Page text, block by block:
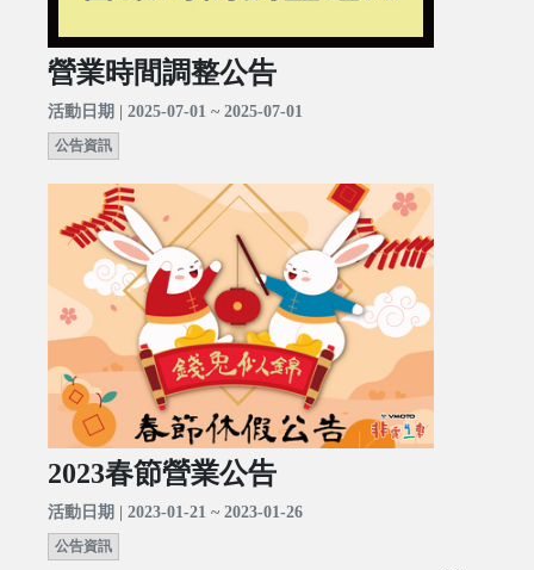
營業時間調整公告
活動日期 | 2025-07-01 ~ 2025-07-01
公告資訊
2023春節營業公告
活動日期 | 2023-01-21 ~ 2023-01-26
公告資訊